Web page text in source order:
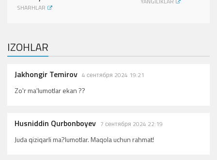
SHARHLAR
IZOHLAR
Jakhongir Temirov 4 сентября 2024 19:21
Zo'r ma'lumotlar ekan ??
Husniddin Qurbonboyev 7 сентября 2024 22:19
Juda qiziqarli ma?lumotlar. Maqola uchun rahmat!